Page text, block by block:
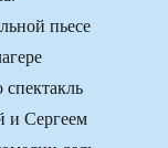
пьесе
и Сергеем